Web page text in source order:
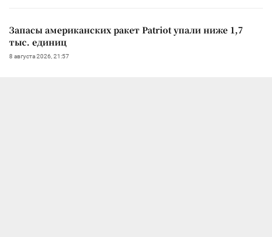
Запасы американских ракет Patriot упали ниже 1,7
тыс. единиц
8 августа 2026, 21:57